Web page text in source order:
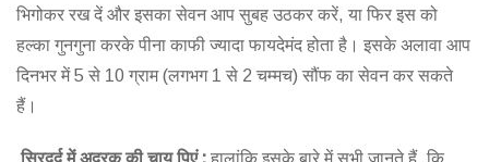
भिगोकर रख दें और इसका सेवन आप सुबह उठकर करें, या फिर इस को
हल्का गुनगुना करके पीना काफी ज्यादा फायदेमंद होता है। इसके अलावा आप
दिनभर में 5 से 10 ग्राम (लगभग 1 से 2 चम्मच) सौंफ का सेवन कर सकते
हैं।